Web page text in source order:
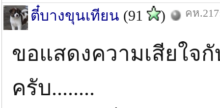
ตี๋บางขุนเทียน (91 ) คห
ขอแสดงความเสียใจ
ครับ........